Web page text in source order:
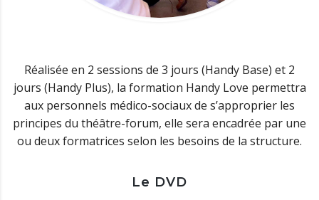
Réalisée en 2 sessions de 3 jours (Handy Base) et 2
jours (Handy Plus), la formation Handy Love permettra
aux personnels médico-sociaux de s’approprier les
principes du théâtre-forum, elle sera encadrée par une
ou deux formatrices selon les besoins de la structure.
Le DVD